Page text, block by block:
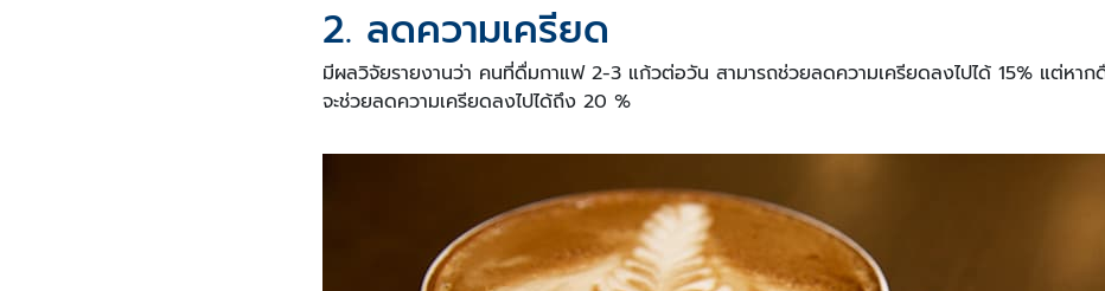
2. ลดความเครียด
มีผลวิจัยรายงานว่า คนที่ดื่มกาแฟ 2-3 แก้วต่อวัน สามารถช่วยลดความเครียดลงไปได้ 15% แต่หา
จะช่วยลดความเครียดลงไปได้ถึง 20 %